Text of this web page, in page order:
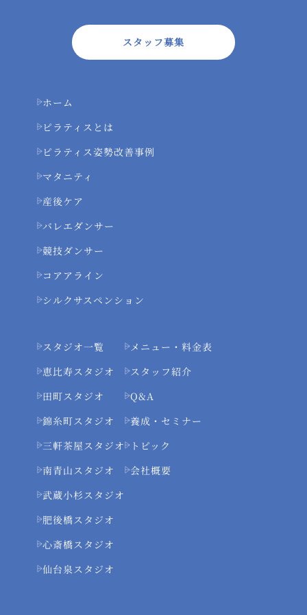
スタッフ募集
ホーム
ピラティスとは
ピラティス姿勢改善事例
マタニティ
産後ケア
バレエダンサー
競技ダンサー
コアアライン
シルクサスペンション
スタジオ一覧
恵比寿スタジオ
田町スタジオ
錦糸町スタジオ
三軒茶屋スタジオ
南青山スタジオ
武蔵小杉スタジオ
肥後橋スタジオ
心斎橋スタジオ
仙台泉スタジオ
メニュー・料金表
スタッフ紹介
Q&A
養成・セミナー
トピック
会社概要